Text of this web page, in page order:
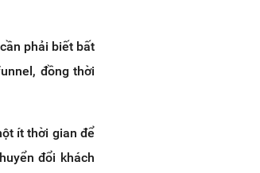
phải biết bất
đồng thời
ít thời gian để
đổi khách